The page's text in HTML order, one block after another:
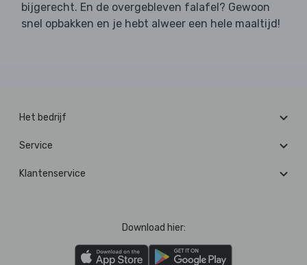
bijgerecht. En de overgebleven falafel? Gewoon
snel opbakken en je hebt alweer een hele maaltijd!
Het bedrijf
Service
Klantenservice
Download hier: